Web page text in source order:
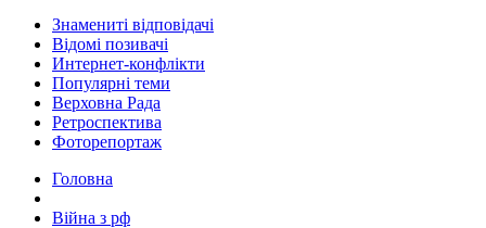
Знамениті відповідачі
Відомі позивачі
Интернет-конфлікти
Популярні теми
Верховна Рада
Ретроспектива
Фоторепортаж
Головна
Війна з рф